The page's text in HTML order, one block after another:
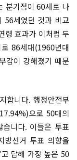
분기점이 60세로 나
56세였던 것과 비교
령 효과가 이처럼 두
86세대(1960년대
감이 강해졌기 때문
합니다. 행정안전부
으로 50대의
니다. 이들은 투표
방선거 투표 의향을
답해 가장 높은 50